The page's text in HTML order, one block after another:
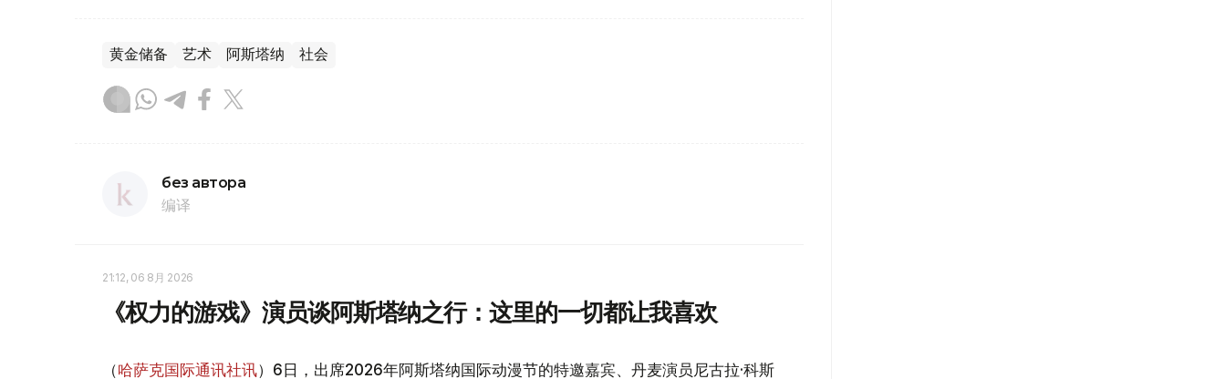
黄金储备 艺术 阿斯塔纳 社会
без автора
编译
21:12, 06 8月 2026
《权力的游戏》演员谈阿斯塔纳之行：这里的一切都让我喜欢
（哈萨克国际通讯社讯）6日，出席2026年阿斯塔纳国际动漫节的特邀嘉宾、丹麦演员尼古拉·科斯